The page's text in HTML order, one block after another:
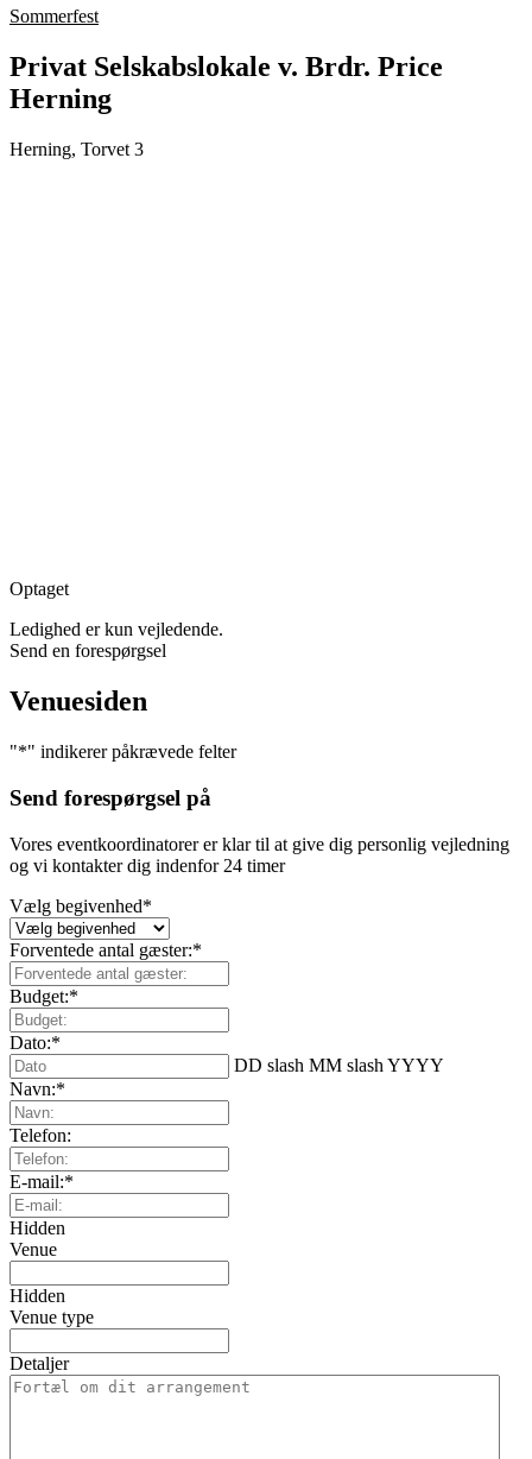
Sommerfest
Privat Selskabslokale v. Brdr. Price
Herning
Herning, Torvet 3
Optaget
Ledighed er kun vejledende.
Send en forespørgsel
Venuesiden
"*" indikerer påkrævede felter
Send forespørgsel på
Vores eventkoordinatorer er klar til at give dig personlig vejledning
og vi kontakter dig indenfor 24 timer
Vælg begivenhed*
Forventede antal gæster:*
Budget:*
Dato:*
DD slash MM slash YYYY
Navn:*
Telefon:
E-mail:*
Hidden
Venue
Hidden
Venue type
Detaljer